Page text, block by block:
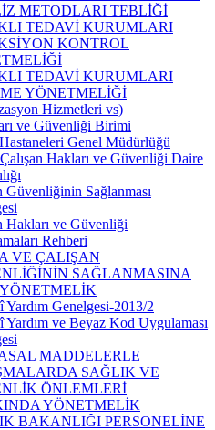
METODLARI TEBLİĞİ
TEDAVİ KURUMLARI
KONTROL
TEDAVİ KURUMLARI
YÖNETMELİĞİ
Hizmetleri vs)
ve Güvenliği Birimi
Genel Müdürlüğü
Hakları ve Güvenliği Daire
Güvenliğinin Sağlanması
Hakları ve Güvenliği
Rehberi
VE ÇALIŞAN
SAĞLANMASINA
Genelgesi-2013/2
ve Beyaz Kod Uygulaması
MADDELERLE
SAĞLIK VE
ÖNLEMLERİ
YÖNETMELİK
BAKANLIĞI PERSONELİNE